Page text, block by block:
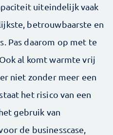
uiteindelijk vaak
betrouwbaarste en
Pas daarom op met te
al komt warmte vrij
niet zonder meer een
het risico van een
gebruik van
de businesscase,